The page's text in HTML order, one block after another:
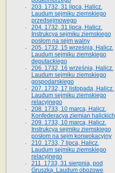
203. 1732, 31 lipca, Halicz.
Laudum sejmiku ziemskiego
przedsejmowego
204. 1732, 31 lipca, Halicz.
Instrukcya sejmiku ziemskiego
posłom na sejm walny
205. 1732, 15 września, Halicz.
Laudum sejmiku ziemskiego
deputackiego
206. 1732, 16 września, Halicz.
Laudum sejmiku ziemskiego
gospodarskiego
207. 1732, 17 listopada, Halicz.
Laudum sejmiku ziemskiego
relacyjnego
208. 1733, 10 marca, Halicz.
Konfederacya ziemian halickich­
209. 1733, 10 marca, Halicz.
Instrukcya sejmiku ziemskiego
posłom na sejm konwokacyjny
210. 1733, 7 lipca, Halicz.
Laudum sejmiku ziemskiego
relacyjnego
211. 1733, 31 sierpnia, pod
Gruszką. Laudum obozowe